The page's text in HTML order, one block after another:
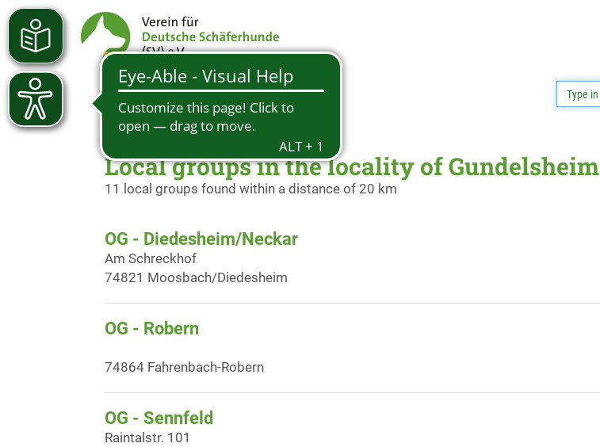
Local groups in the locality of Gundelsheim
11 local groups found within a distance of 20 km
OG - Diedesheim/Neckar
Am Schreckhof
74821 Moosbach/Diedesheim
OG - Robern
74864 Fahrenbach-Robern
OG - Sennfeld
Raintalstr. 101